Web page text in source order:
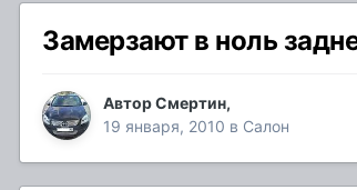
Замерзают в ноль
АвторСмертин,
19 января, 2010 в Салон